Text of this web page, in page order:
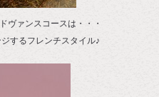
ヴァンスコースは・・・
するフレンチスタイル♪